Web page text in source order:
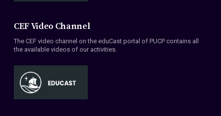
CEF Video Channel
The CEF video channel on the eduCast portal of PUCP contains all
the available videos of our activities.